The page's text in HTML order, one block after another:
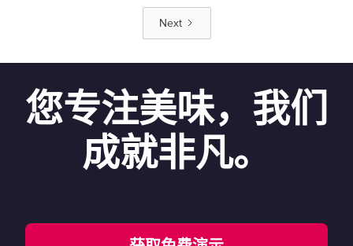
Next
您专注美味，我们
成就非凡。